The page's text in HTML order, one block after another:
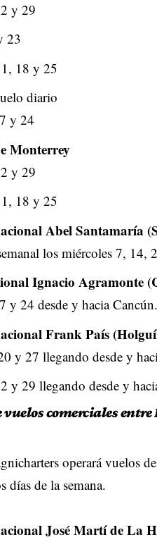
y 29
23
18 y 25
diario
y 24
Monterrey
y 29
18 y 25
Abel Santamaría
los miércoles 7,
Ignacio Agramonte
y 24 desde y hacia Cancún.
Frank País
y 27 llegando desde y
y 29 llegando desde y
comerciales
operará vuelos
días de la semana.
José Martí de La